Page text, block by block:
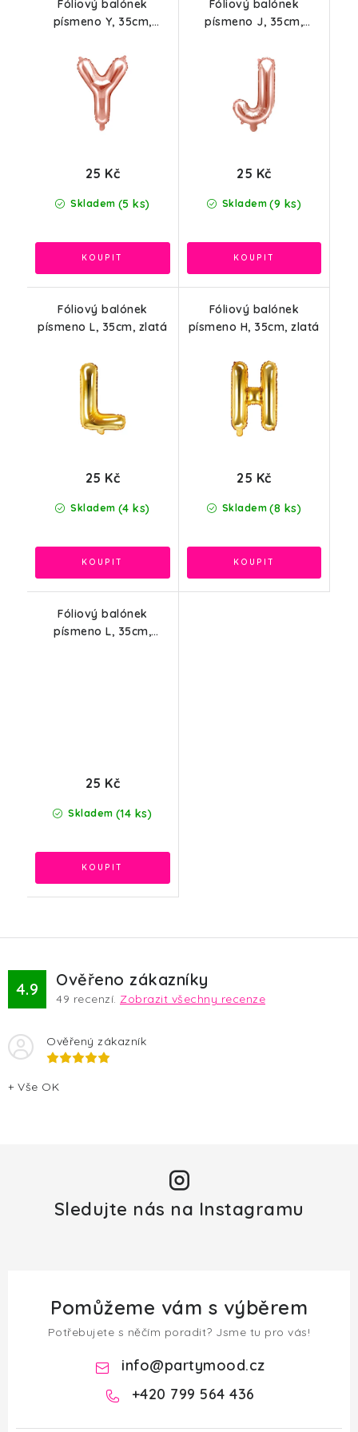
Fóliový balónek
písmeno Y, 35cm,
Skladem (5 ks)
25 Kč
Fóliový balónek
písmeno J, 35cm,
Skladem (9 ks)
25 Kč
Fóliový balónek
písmeno L, 35cm, zlatá
Skladem (4 ks)
25 Kč
Fóliový balónek
písmeno H, 35cm, zlatá
Skladem (8 ks)
25 Kč
Fóliový balónek
písmeno L, 35cm,
Skladem (14 ks)
25 Kč
4.9 Ověřeno zákazníky
49 recenzí. Zobrazit všechny recenze
Ověřený zákazník
+ Vše OK
Sledujte nás na Instagramu
Pomůžeme vám s výběrem
Potřebujete s něčím poradit? Jsme tu pro vás!
info@partymood.cz
+420 799 564 436